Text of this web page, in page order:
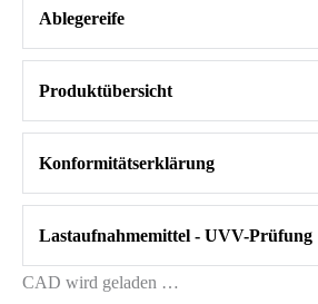
Ablegereife
Produktübersicht
Konformitätserklärung
Lastaufnahmemittel - UVV-Prüfung
CAD wird geladen …